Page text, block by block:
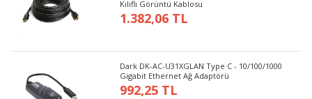
Kılıflı Görüntü Kablosu
1.382,06 TL
Dark DK-AC-U31XGLAN Type C - 10/100/1000
Gigabit Ethernet Ağ Adaptörü
992,25 TL